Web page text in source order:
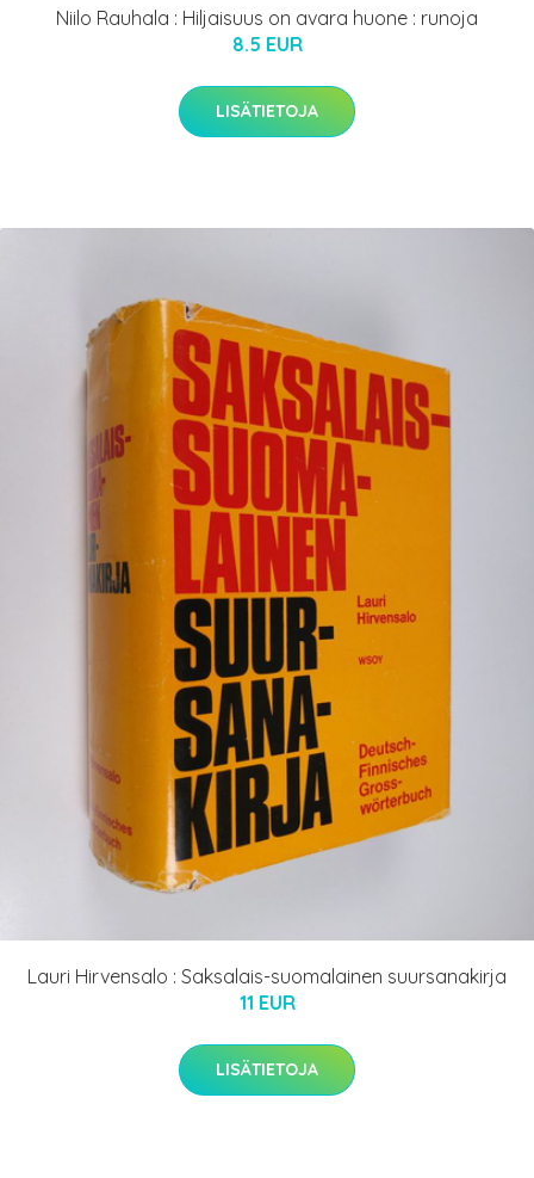
Niilo Rauhala : Hiljaisuus on avara huone : runoja
8.5 EUR
LISÄTIETOJA
Lauri Hirvensalo : Saksalais-suomalainen suursanakirja
11 EUR
LISÄTIETOJA